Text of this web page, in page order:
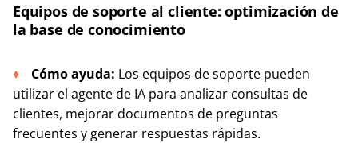
Equipos de soporte al cliente: optimización de
la base de conocimiento
Cómo ayuda: Los equipos de soporte pueden
utilizar el agente de IA para analizar consultas de
clientes, mejorar documentos de preguntas
frecuentes y generar respuestas rápidas.